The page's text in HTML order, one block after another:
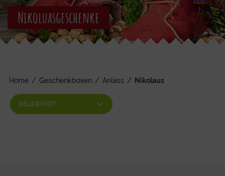
Nikoluasgeschenke
Home / Geschenkboxen / Anlass / Nikolaus